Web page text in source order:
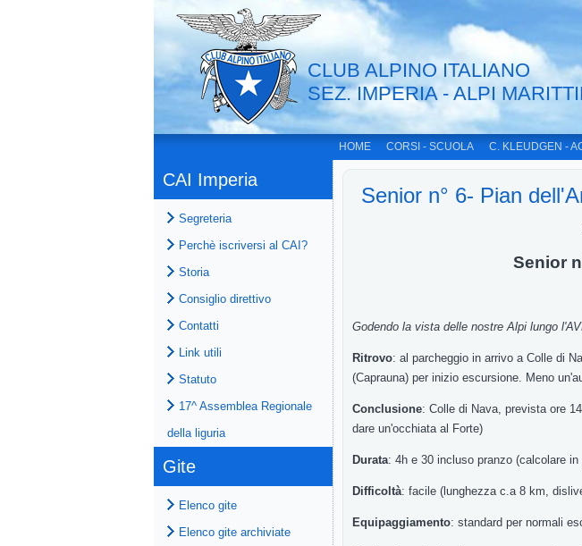
CLUB ALPINO ITALIANO
SEZ. IMPERIA - ALPI
HOME CORSI - SCUOLA C. KLEUDGEN -
CAI Imperia
Segreteria
Perchè iscriversi al CAI?
Storia
Consiglio direttivo
Contatti
Link utili
Statuto
17^ Assemblea Regionale
della liguria
Gite
Elenco gite
Elenco gite archiviate
Senior n° 6- Pian
Senior
Godendo la vista delle nostre Alpi lungo
Ritrovo: al parcheggio in arrivo a Colle di
(Caprauna) per inizio escursione. Meno
Conclusione: Colle di Nava, prevista ore
dare un'occhiata al Forte)
Durata: 4h e 30 incluso pranzo (calcolare in
Difficoltà: facile (lunghezza c.a 8 km,
Equipaggiamento: standard per normali